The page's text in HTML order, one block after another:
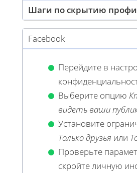
Шаги по скрытию
Facebook
Перейдите в
Выберите опцию
видеть ваши
Установите
Только друзья или
Проверьте
скройте личную